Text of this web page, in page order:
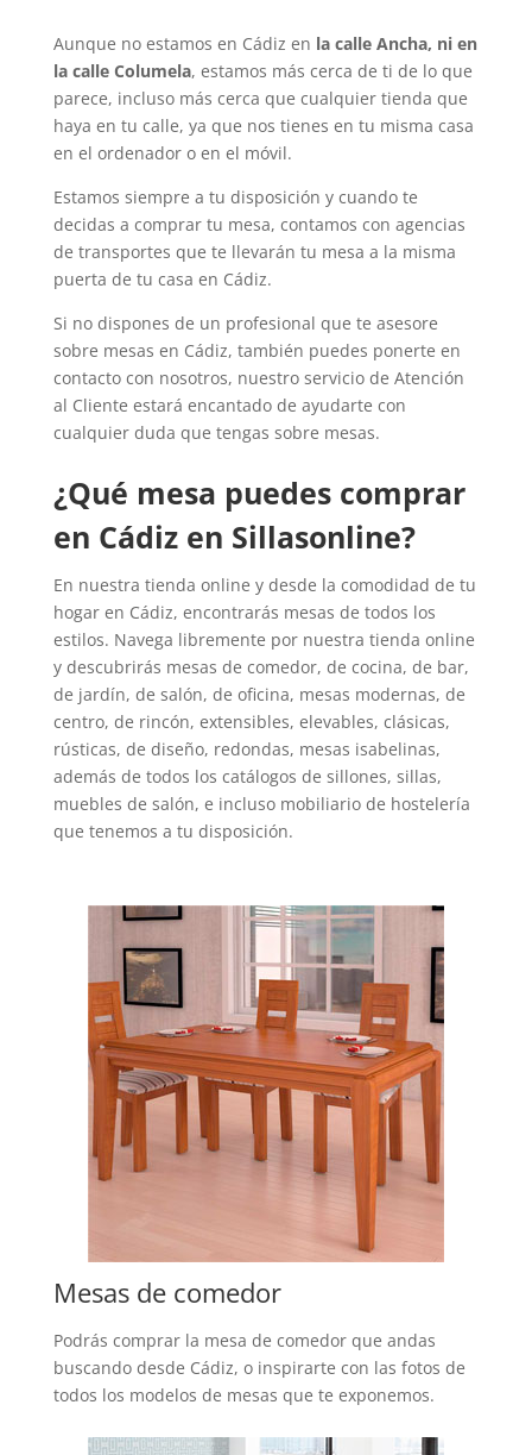
Aunque no estamos en Cádiz en la calle Ancha, ni en
la calle Columela, estamos más cerca de ti de lo que
parece, incluso más cerca que cualquier tienda que
haya en tu calle, ya que nos tienes en tu misma casa
en el ordenador o en el móvil.
Estamos siempre a tu disposición y cuando te
decidas a comprar tu mesa, contamos con agencias
de transportes que te llevarán tu mesa a la misma
puerta de tu casa en Cádiz.
Si no dispones de un profesional que te asesore
sobre mesas en Cádiz, también puedes ponerte en
contacto con nosotros, nuestro servicio de Atención
al Cliente estará encantado de ayudarte con
cualquier duda que tengas sobre mesas.
¿Qué mesa puedes comprar
en Cádiz en Sillasonline?
En nuestra tienda online y desde la comodidad de tu
hogar en Cádiz, encontrarás mesas de todos los
estilos. Navega libremente por nuestra tienda online
y descubrirás mesas de comedor, de cocina, de bar,
de jardín, de salón, de oficina, mesas modernas, de
centro, de rincón, extensibles, elevables, clásicas,
rústicas, de diseño, redondas, mesas isabelinas,
además de todos los catálogos de sillones, sillas,
muebles de salón, e incluso mobiliario de hostelería
que tenemos a tu disposición.
Mesas de comedor
Podrás comprar la mesa de comedor que andas
buscando desde Cádiz, o inspirarte con las fotos de
todos los modelos de mesas que te exponemos.